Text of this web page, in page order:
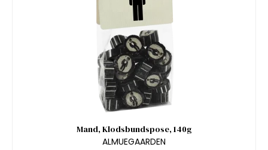
Mand, Klodsbundspose, 140g
ALMUEGAARDEN